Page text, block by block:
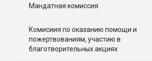
Мандатная комиссия
Комисиия по оказанию помощи и
пожертвованиям, участию в
благотворительных акциях